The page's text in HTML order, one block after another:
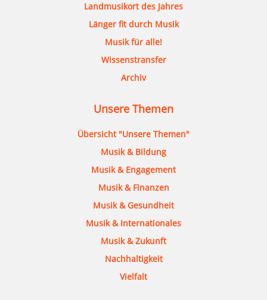
Landmusikort des Jahres
Länger fit durch Musik
Musik für alle!
Wissenstransfer
Archiv
Unsere Themen
Übersicht "Unsere Themen"
Musik & Bildung
Musik & Engagement
Musik & Finanzen
Musik & Gesundheit
Musik & Internationales
Musik & Zukunft
Nachhaltigkeit
Vielfalt